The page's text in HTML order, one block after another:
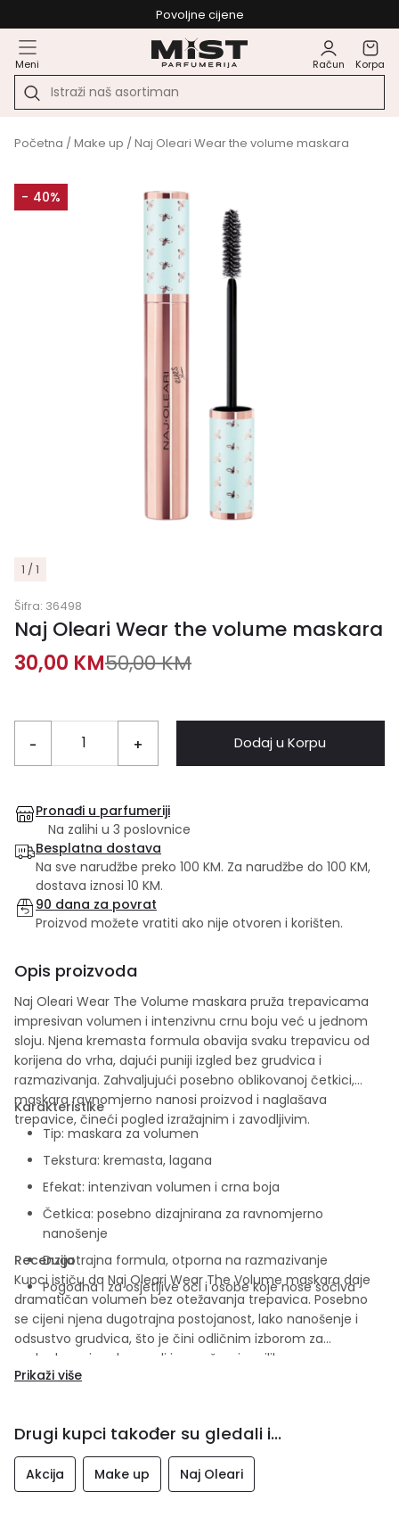
Povoljne cijene
Meni Račun Korpa
Početna /Make up / Naj Oleari Wear the volume maskara
- 40%
1 / 1
Šifra: 36498
Naj Oleari Wear the volume maskara
30,00 KM50,00KM
- + Dodaj u Korpu
Pronađi u parfumeriji
Na zalihi u 3 poslovnice
Besplatna dostava
Na sve narudžbe preko 100 KM. Za narudžbe do 100 KM,
dostava iznosi 10 KM.
90 dana za povrat
Proizvod možete vratiti ako nije otvoren i korišten.
Opis proizvoda
Naj Oleari Wear The Volume maskara pruža trepavicama
impresivan volumen i intenzivnu crnu boju već u jednom
sloju. Njena kremasta formula obavija svaku trepavicu od
korijena do vrha, dajući puniji izgled bez grudvica i
razmazivanja. Zahvaljujući posebno oblikovanoj četkici,
maskara ravnomjerno nanosi proizvod i naglašava
trepavice, čineći pogled izražajnim i zavodljivim.
Karakteristike
Tip: maskara za volumen
Tekstura: kremasta, lagana
Efekat: intenzivan volumen i crna boja
Četkica: posebno dizajnirana za ravnomjerno
nanošenje
Dugotrajna formula, otporna na razmazivanje
Pogodna i za osjetljive oči i osobe koje nose sočiva
Recenzija
Kupci ističu da Naj Oleari Wear The Volume maskara daje
dramatičan volumen bez otežavanja trepavica. Posebno
se cijeni njena dugotrajna postojanost, lako nanošenje i
odsustvo grudvica, što je čini odličnim izborom za
svakodnevni makeup, ali i za večernje prilike.
Prikaži više
Drugi kupci također su gledali i...
Akcija Make up Naj Oleari